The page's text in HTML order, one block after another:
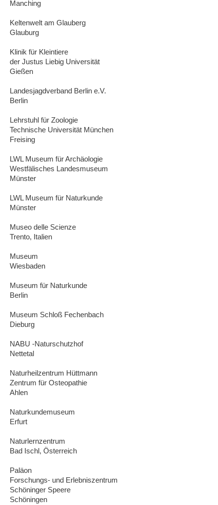
Manching
Keltenwelt am Glauberg
Glauburg
Klinik für Kleintiere
der Justus Liebig Universität
Gießen
Landesjagdverband Berlin e.V.
Berlin
Lehrstuhl für Zoologie
Technische Universität München
Freising
LWL Museum für Archäologie
Westfälisches Landesmuseum
Münster
LWL Museum für Naturkunde
Münster
Museo delle Scienze
Trento, Italien
Museum
Wiesbaden
Museum für Naturkunde
Berlin
Museum Schloß Fechenbach
Dieburg
NABU -Naturschutzhof
Nettetal
Naturheilzentrum Hüttmann
Zentrum für Osteopathie
Ahlen
Naturkundemuseum
Erfurt
Naturlernzentrum
Bad Ischl, Österreich
Paläon
Forschungs- und Erlebniszentrum
Schöninger Speere
Schöningen